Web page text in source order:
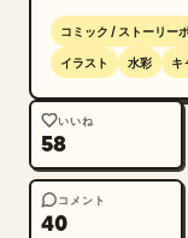
コミック / ストーリー
イラスト 水彩 キ
いいね
58
コメント
40